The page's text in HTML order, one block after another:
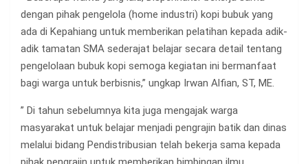
dengan pihak pengelola (home industri) kopi bubuk yang
ada di Kepahiang untuk memberikan pelatihan kepada adik-
adik tamatan SMA sederajat belajar secara detail tentang
pengelolaan bubuk kopi semoga kegiatan ini bermanfaat
bagi warga untuk berbisnis,” ungkap Irwan Alfian, ST, ME.
” Di tahun sebelumnya kita juga mengajak warga
masyarakat untuk belajar menjadi pengrajin batik dan dinas
melalui bidang Pendistribusian telah bekerja sama kepada